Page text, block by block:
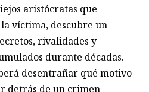
aristócratas que
víctima, descubre un
rivalidades y
durante décadas.
desentrañar qué motivo
detrás de un crimen